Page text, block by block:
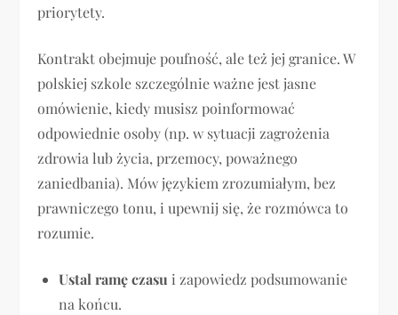
priorytety.
Kontrakt obejmuje poufność, ale też jej granice. W
polskiej szkole szczególnie ważne jest jasne
omówienie, kiedy musisz poinformować
odpowiednie osoby (np. w sytuacji zagrożenia
zdrowia lub życia, przemocy, poważnego
zaniedbania). Mów językiem zrozumiałym, bez
prawniczego tonu, i upewnij się, że rozmówca to
rozumie.
Ustal ramę czasu i zapowiedz podsumowanie
na końcu.